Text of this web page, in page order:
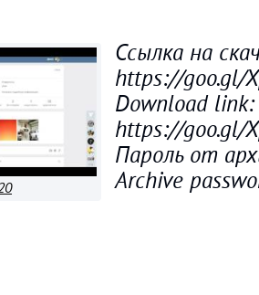
Ссылка на
https://goo.gl/
Download link:
https://goo.gl/
Пароль от
Archive